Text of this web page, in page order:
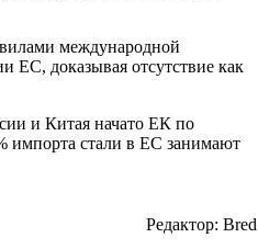
международной
ЕС, доказывая отсутствие как
и Китая начато ЕК по
импорта стали в ЕС занимают
Редактор: Bred